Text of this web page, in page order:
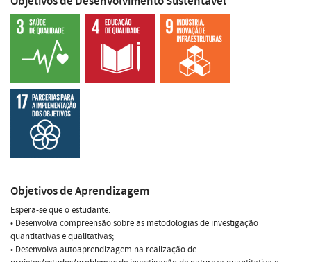
Objetivos de Aprendizagem
Espera-se que o estudante:
• Desenvolva compreensão sobre as metodologias de investigação
quantitativas e qualitativas;
• Desenvolva autoaprendizagem na realização de